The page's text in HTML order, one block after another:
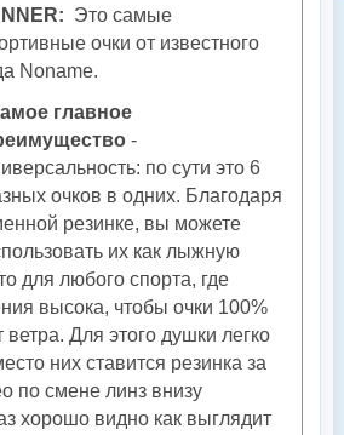
Это самые
очки от известного
Noname.
главное
-
по сути это 6
очков в одних. Благодаря
резинке, вы можете
их как лыжную
для любого спорта, где
высока, чтобы очки 100%
ветра. Для этого душки легко
них ставится резинка за
по смене линз внизу
хорошо видно как выглядит